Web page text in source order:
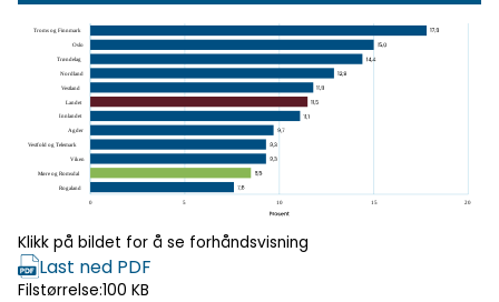
Klikk for
forhåndsvisning
Klikk på bildet for å se forhåndsvisning
Last ned PDF
Filstørrelse:100 KB